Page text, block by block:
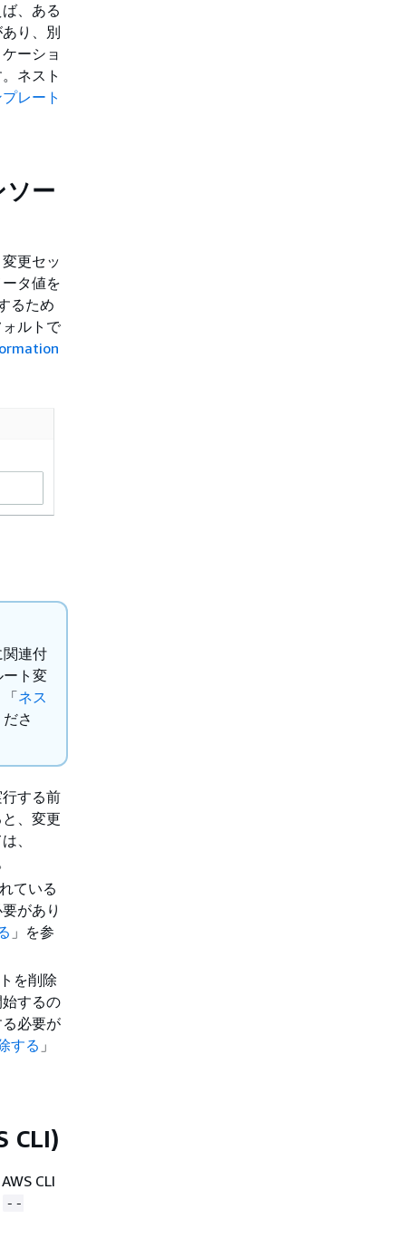
、ある
り、別
ーショ
ネスト
レート
ソー
更セッ
タ値を
るため
ルトで
連付
ト変
ネス
さ
する前
、変更
、
ている
があり
」を参
を削除
するの
必要が
する 」
CLI)
CLI
--